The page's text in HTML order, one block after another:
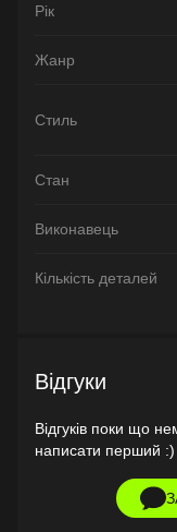
Рік
Жанр
Стиль
Стан
Виконавець
Кількість деталей
Відгуки
Відгуків поки що
написати перший :)